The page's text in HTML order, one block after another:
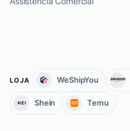
LOJA WeShipYou
Shein Temu